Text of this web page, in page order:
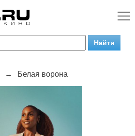
→ Белая ворона